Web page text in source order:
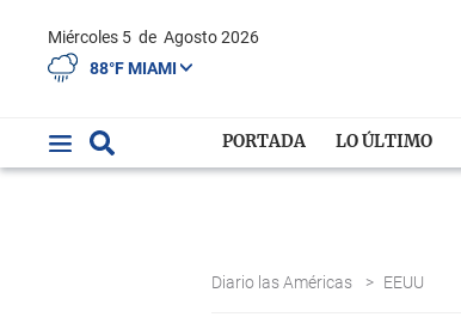
Miércoles 5 de Agosto 2026
88°F MIAMI
PORTADA LO ÚLTIMO
Diario las Américas > EEUU